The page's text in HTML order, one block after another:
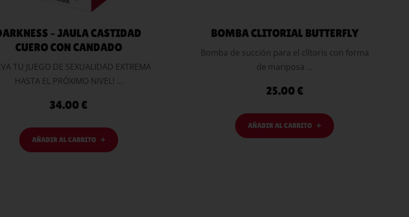
– JAULA CASTIDAD
CUERO CON CANDADO
TU JUEGO DE SEXUALIDAD EXTREMA
HASTA EL PRÓXIMO NIVEL! …
34.00 €
AÑADIR AL CARRITO
BOMBA CLITORIAL BUTTERFLY
Bomba de succión para el clítoris con forma
de mariposa …
25.00 €
AÑADIR AL CARRITO